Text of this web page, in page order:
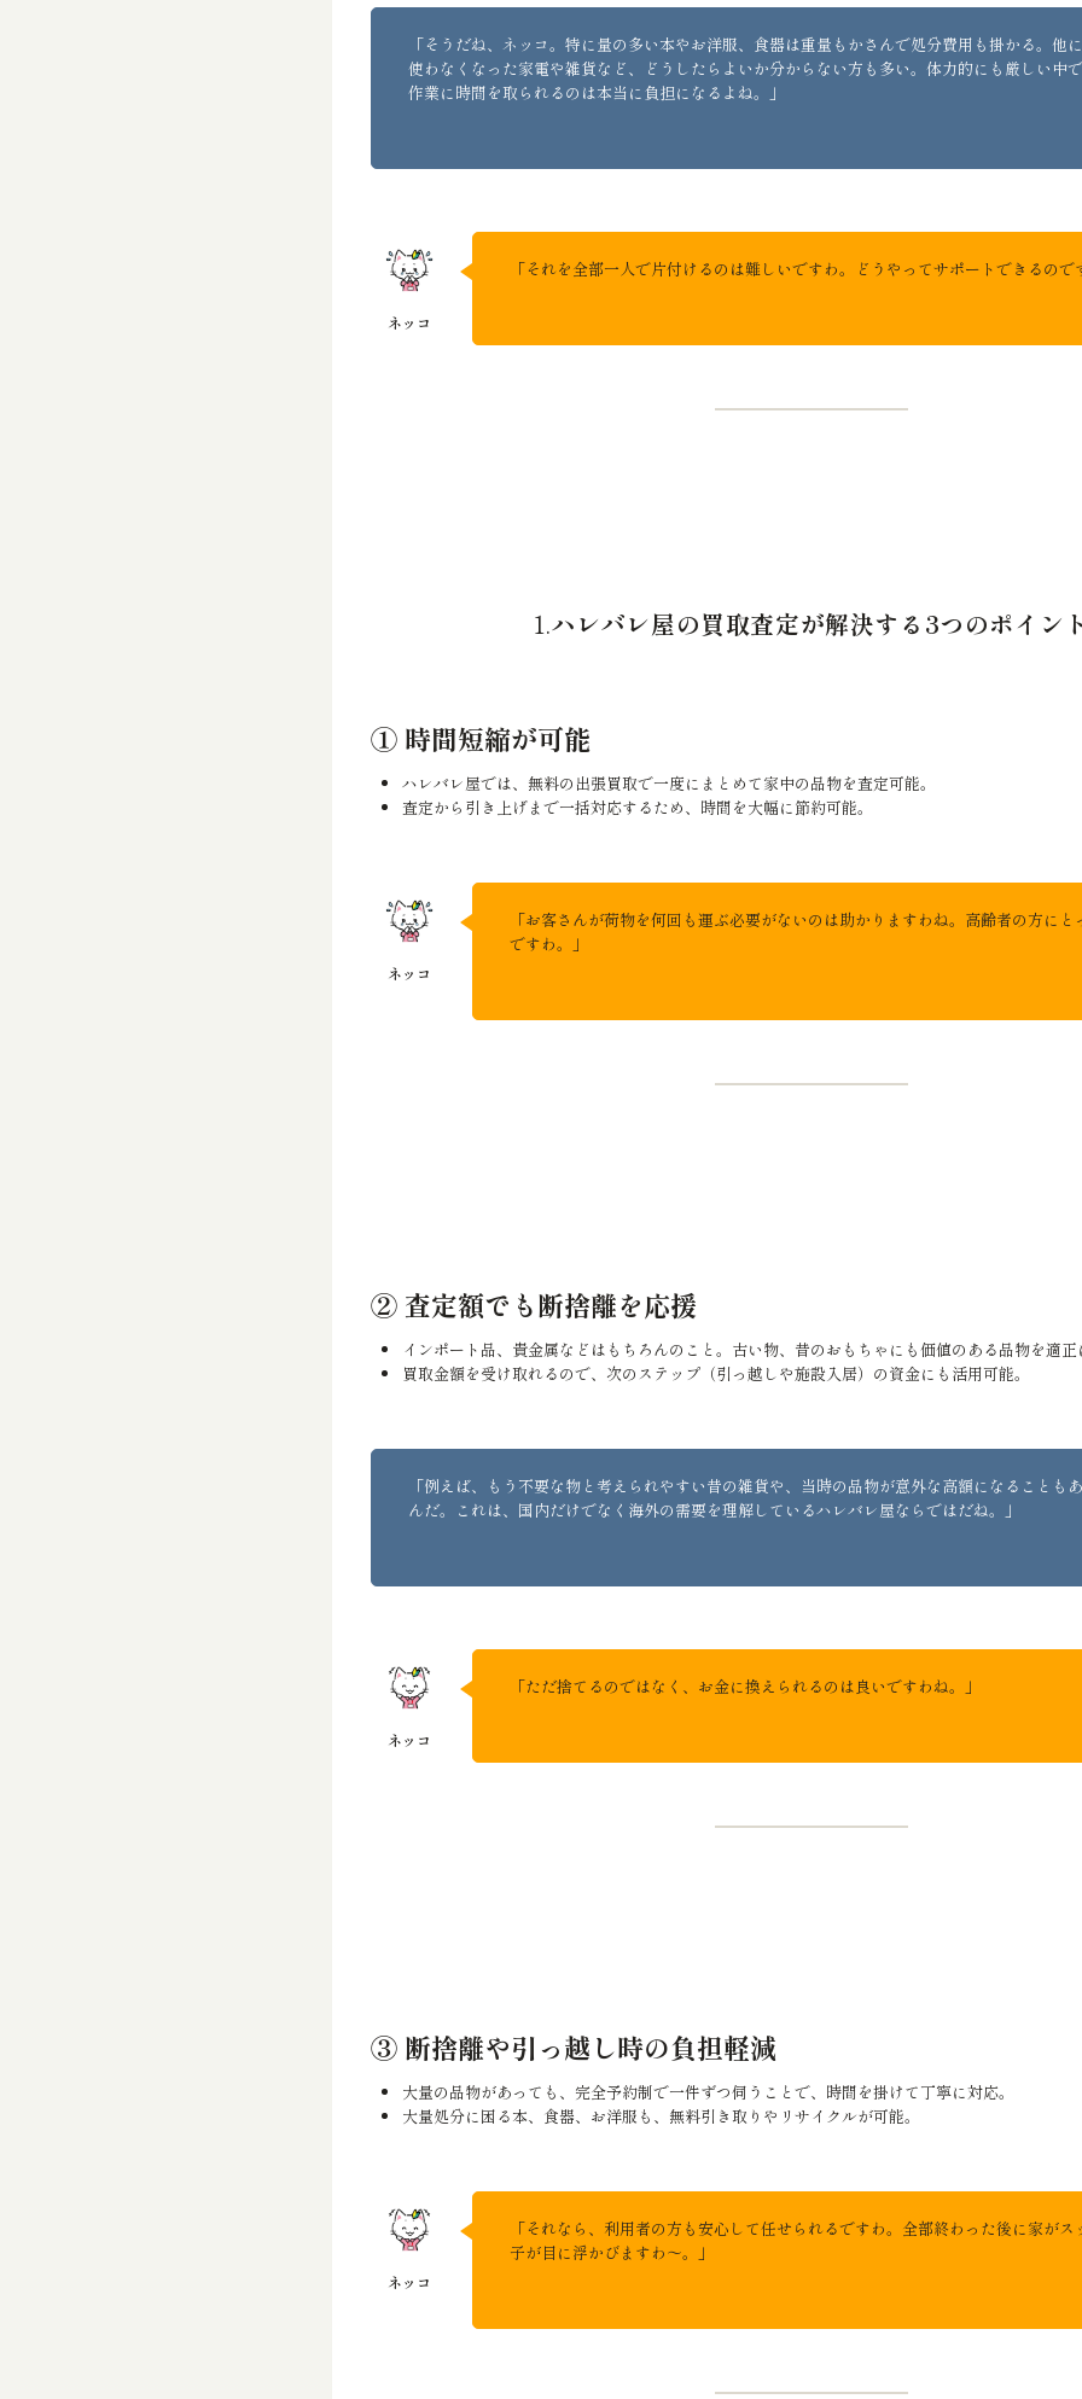
「そうだね、ネッコ。特に量の多い本やお洋服、食器は重量もかさんで処分費用も掛かる。他
使わなくなった家電や雑貨など、どうしたらよいか分からない方も多い。体力的にも厳しい中
作業に時間を取られるのは本当に負担になるよね。」
「それを全部一人で片付けるのは難しいですわ。どうやってサポートできるので
1.ハレバレ屋の買取査定が解決する3つのポイン
① 時間短縮が可能
ハレバレ屋では、無料の出張買取で一度にまとめて家中の品物を査定可能。
査定から引き上げまで一括対応するため、時間を大幅に節約可能。
「お客さんが荷物を何回も運ぶ必要がないのは助かりますわね。高齢者の方に
ですわ。」
② 査定額でも断捨離を応援
インポート品、貴金属などはもちろんのこと。古い物、昔のおもちゃにも価値のある品物を適
買取金額を受け取れるので、次のステップ（引っ越しや施設入居）の資金にも活用可能。
「例えば、もう不要な物と考えられやすい昔の雑貨や、当時の品物が意外な高額になることも
んだ。これは、国内だけでなく海外の需要を理解しているハレバレ屋ならではだね。」
「ただ捨てるのではなく、お金に換えられるのは良いですわね。」
③ 断捨離や引っ越し時の負担軽減
大量の品物があっても、完全予約制で一件ずつ伺うことで、時間を掛けて丁寧に対応。
大量処分に困る本、食器、お洋服も、無料引き取りやリサイクルが可能。
「それなら、利用者の方も安心して任せられるですわ。全部終わった後に家が
子が目に浮かびますわ〜。」